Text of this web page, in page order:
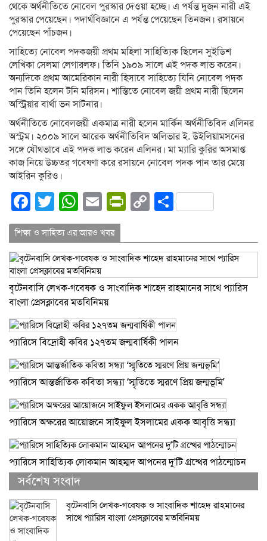
থেকে অর্থনীতিতে নোবেল পুরস্কার দেওয়া হচ্ছে। এ পর্যন্ত দুজন নারী এই
পুরস্কার পেয়েছেন। পদার্থবিজ্ঞানে এ পর্যন্ত পেয়েছেন তিনজন। রসায়নে
পেয়েছেন পাঁচজন।
সাহিত্যে নোবেল পদকজয়ী প্রথম মহিলা সাহিত্যিক ছিলেন সুইডিশ
লেখিকা সেলমা লেগারলফ। তিনি ১৯০৯ সালে এই পদক লাভ করেন।
অন্যদিকে প্রথম আমেরিকান নারী হিসাবে সাহিত্যে যিনি নোবেল পদক
পান তিনি হলেন টনি মরিসন। শান্তিতে নোবেল জয়ী প্রথম নারী ছিলেন
অস্ট্রিয়ার বার্থা ভন সাটনার।
অর্থনীতিতে নোবেলজয়ী একমাত্র নারী হলেন মার্কিন অর্থনীতিবিদ এলিনর
অস্ট্রম। ২০০৯ সালে আরেক অর্থনীতিবিদ অলিভার ই. উইলিয়ামসনের
সঙ্গে যৌথভাবে এই পদক লাভ করেন এলিনর। মা ম্যারি কুরির অসমাপ্ত
কাজ নিয়ে উচ্চতর গবেষণা করে রসায়নে নোবেল পদক পান তার মেয়ে
আইরিন কুরিও।
Facebook
Twitter
WhatsApp
EmailPrintFriendly
CopyShare
শিক্ষা ও সাহিত্য এর আরও খবর
বৃটেনবাসি লেখক-গবেষক ও সাংবাদিক শাহেদ রাহমানের সাথে প্যারিস
বাংলা প্রেসক্লাবের মতবিনিময়
প্যারিসে বিদ্রোহী কবির ১২৭তম জন্মবার্ষিকী পালন
প্যারিসে আন্তর্জাতিক কবিতা সন্ধ্যা ‘স্মৃতিতে স্মরণে প্রিয় জন্মভূমি’
প্যারিসে অক্ষরের আয়োজনে সাইফুল ইসলামের একক আবৃত্তি সন্ধ্যা
প্যারিসে সাহিত্যিক লোকমান আহম্মদ আপনের দু’টি গ্রন্থের পাঠন্মোচন
সর্বশেষ সংবাদ
বৃটেনবাসি লেখক-গবেষক ও সাংবাদিক শাহেদ রাহমানের
সাথে প্যারিস বাংলা প্রেসক্লাবের মতবিনিময়